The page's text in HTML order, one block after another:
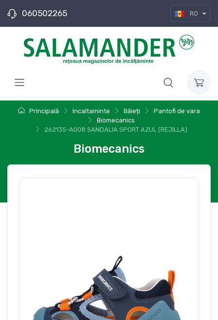
060502265 RO
Principală Incaltaminte Băieți
Pantofi de vara
Biomecanics
262135-A008 SANDALIA SPORT AZUL (REJILLA)
Biomecanics